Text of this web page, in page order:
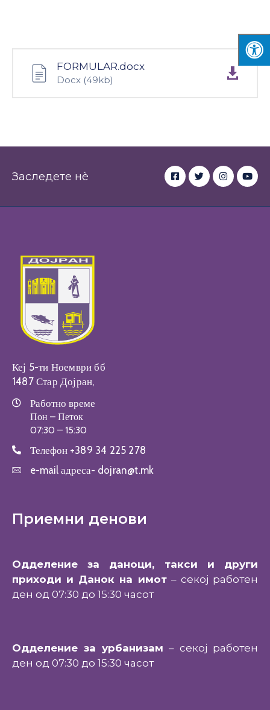
FORMULAR.docx
Docx (49kb)
Заследете нè
Кеј 5-ти Ноември бб
1487 Стар Дојран,
Работно време
Пон – Петок
07:30 – 15:30
Телефон +389 34 225 278
e-mail адреса- dojran@t.mk
Приемни денови
Одделение за даноци, такси и други
приходи и Данок на имот– секој работен
ден од 07:30 до 15:30 часот
Одделение за урбанизам – секој работен
ден од 07:30 до 15:30 часот